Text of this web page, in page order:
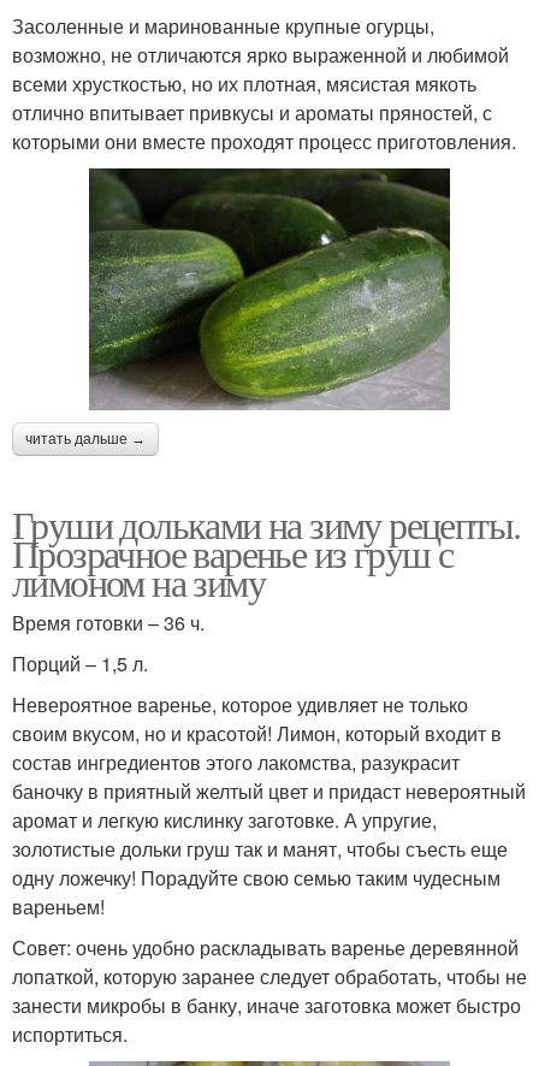
Засоленные и маринованные крупные огурцы,
возможно, не отличаются ярко выраженной и любимой
всеми хрусткостью, но их плотная, мясистая мякоть
отлично впитывает привкусы и ароматы пряностей, с
которыми они вместе проходят процесс приготовления.
читать дальше →
Груши дольками на зиму рецепты.
Прозрачное варенье из груш с
лимоном на зиму
Время готовки – 36 ч.
Порций – 1,5 л.
Невероятное варенье, которое удивляет не только
своим вкусом, но и красотой! Лимон, который входит в
состав ингредиентов этого лакомства, разукрасит
баночку в приятный желтый цвет и придаст невероятный
аромат и легкую кислинку заготовке. А упругие,
золотистые дольки груш так и манят, чтобы съесть еще
одну ложечку! Порадуйте свою семью таким чудесным
вареньем!
Совет: очень удобно раскладывать варенье деревянной
лопаткой, которую заранее следует обработать, чтобы не
занести микробы в банку, иначе заготовка может быстро
испортиться.